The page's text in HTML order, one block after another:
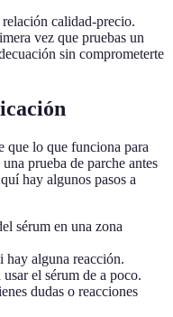
calidad-precio.
vez que pruebas un
sin comprometerte
que lo que funciona para
prueba de parche antes
hay algunos pasos a
sérum en una zona
hay alguna reacción.
usar el sérum de a poco.
dudas o reacciones